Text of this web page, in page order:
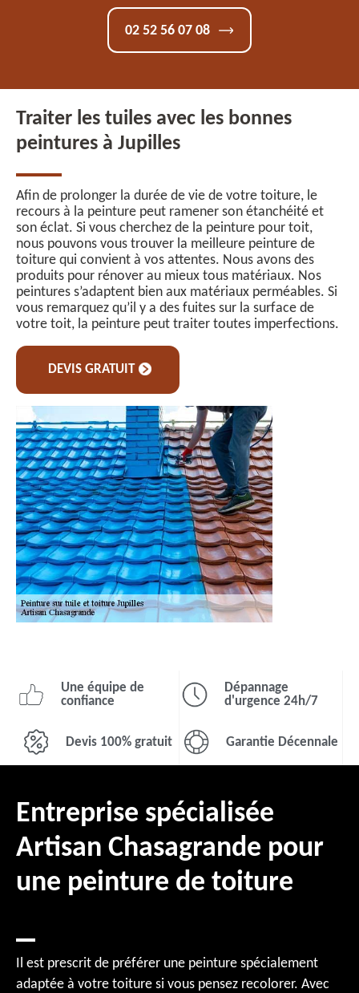
02 52 56 07 08
Traiter les tuiles avec les bonnes
peintures à Jupilles
Afin de prolonger la durée de vie de votre toiture, le
recours à la peinture peut ramener son étanchéité et
son éclat. Si vous cherchez de la peinture pour toit,
nous pouvons vous trouver la meilleure peinture de
toiture qui convient à vos attentes. Nous avons des
produits pour rénover au mieux tous matériaux. Nos
peintures s’adaptent bien aux matériaux perméables. Si
vous remarquez qu’il y a des fuites sur la surface de
votre toit, la peinture peut traiter toutes imperfections.
DEVIS GRATUIT
Une équipe de
confiance
Dépannage
d'urgence 24h/7
Devis 100% gratuit Garantie Décennale
Entreprise spécialisée
Artisan Chasagrande pour
une peinture de toiture
Il est prescrit de préférer une peinture spécialement
adaptée à votre toiture si vous pensez recolorer. Avec